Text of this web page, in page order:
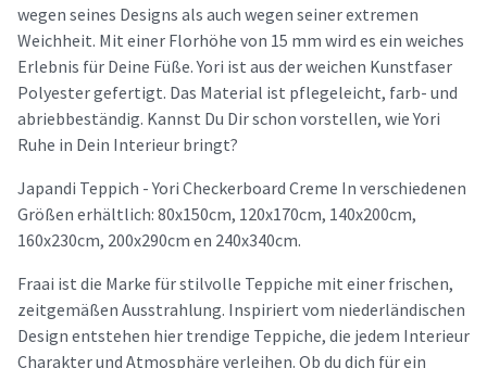
wegen seines Designs als auch wegen seiner extremen
Weichheit. Mit einer Florhöhe von 15 mm wird es ein weiches
Erlebnis für Deine Füße. Yori ist aus der weichen Kunstfaser
Polyester gefertigt. Das Material ist pflegeleicht, farb- und
abriebbeständig. Kannst Du Dir schon vorstellen, wie Yori
Ruhe in Dein Interieur bringt?
Japandi Teppich - Yori Checkerboard Creme In verschiedenen
Größen erhältlich: 80x150cm, 120x170cm, 140x200cm,
160x230cm, 200x290cm en 240x340cm.
Fraai ist die Marke für stilvolle Teppiche mit einer frischen,
zeitgemäßen Ausstrahlung. Inspiriert vom niederländischen
Design entstehen hier trendige Teppiche, die jedem Interieur
Charakter und Atmosphäre verleihen. Ob du dich für ein